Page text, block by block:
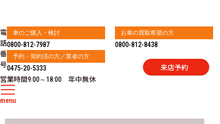
電
話
番
号
車のご購入・検討
0800-812-7987
お車の買取希望の方
0800-812-8438
予約・契約済の方／業者の方
0475-20-5333
営業時間9:00～18:00 年中無休
来店予約
menu